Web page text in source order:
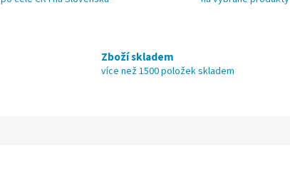
Zboží skladem
více než 1500 položek skladem